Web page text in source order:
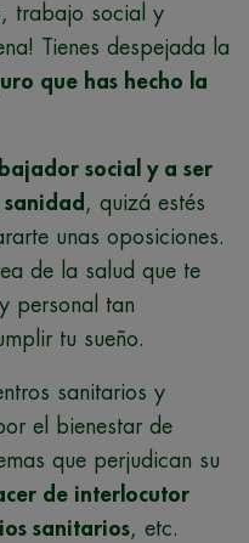
trabajo social y
Tienes despejada la
que has hecho la
social y a ser
, quizá estés
unas oposiciones.
de la salud que te
personal tan
tu sueño.
sanitarios y
el bienestar de
que perjudican su
de interlocutor
sanitarios, etc.